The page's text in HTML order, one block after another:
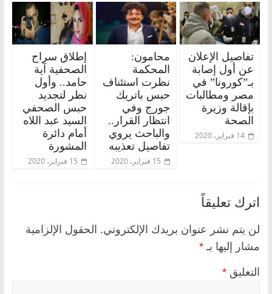
تفاصيل الإعلان
عن أول إصابة
بـ”كورونا” في
مصر ومطالبات
بإقالة وزيرة
الصحة
14 فبراير، 2020
محامون:
المحكمة
نظرت استئناف
حبس باتريك
جورج وفي
انتظار القرار..
والباحث يروي
تفاصيل تعذيبه
15 فبراير، 2020
إطلاق سراح
الصحفية آية
حامد.. وأول
نظر لتجديد
حبس الصحفي
السيد عبد اللاه
أمام دائرة
المشورة
15 فبراير، 2020
اترك تعليقاً
لن يتم نشر عنوان بريدك الإلكتروني. الحقول الإلزامية
مشار إليها بـ *
التعليق *